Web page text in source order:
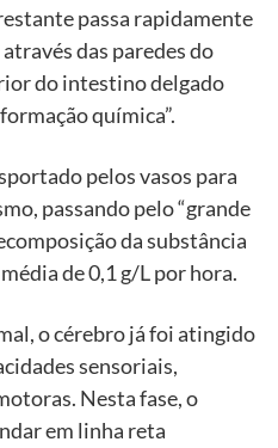
passa rapidamente
das paredes do
do intestino delgado
química”.
pelos vasos para
passando pelo “grande
da substância
de 0,1 g/L por hora.
o cérebro já foi atingido
sensoriais,
Nesta fase, o
em linha reta